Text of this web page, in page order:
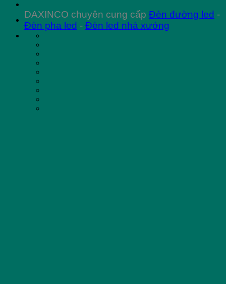
DAXINCO chuyên cung cấp Đèn đường led -
Đèn pha led - Đèn led nhà xưởng